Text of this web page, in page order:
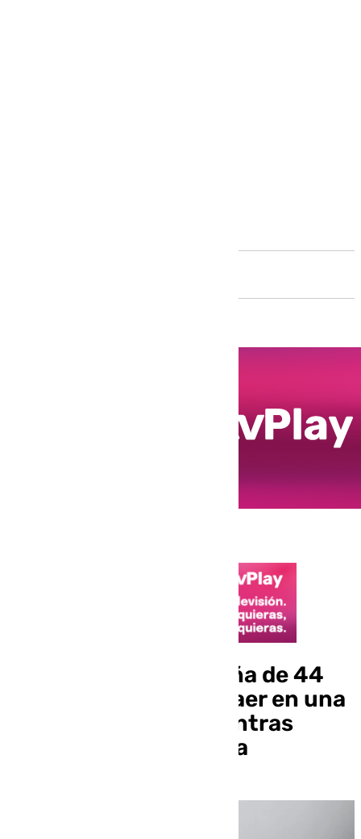
Fallece una malagueña de 44
años en Asturias al caer en una
ruta de montaña mientras
paseaba con su pareja